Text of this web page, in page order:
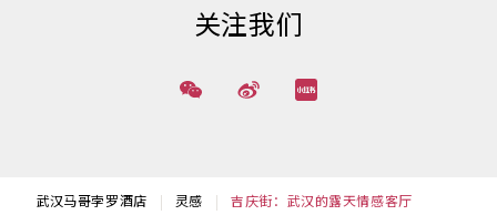
关注我们
武汉马哥孛罗酒店 灵感 吉庆街：武汉的露天情感客厅